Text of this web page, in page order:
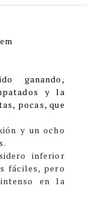
ganando,
y la
pocas, que
y un ocho
inferior
fáciles, pero
en la